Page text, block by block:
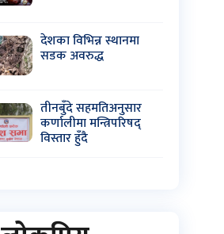
देशका विभिन्न स्थानमा
सडक अवरुद्ध
तीनबुँदे सहमतिअनुसार
कर्णालीमा मन्त्रिपरिषद्
विस्तार हुँदै